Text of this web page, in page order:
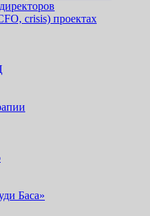
сrisis) проектах
Баса»